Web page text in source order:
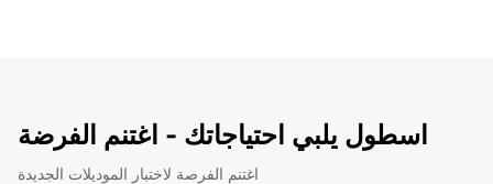
اسطول يلبي احتياجاتك - اغتنم الفرضة
اغتنم الفرصة لاختبار الموديلات الجديدة